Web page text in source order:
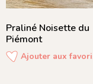
Praliné Noisette du
Piémont
Ajouter aux